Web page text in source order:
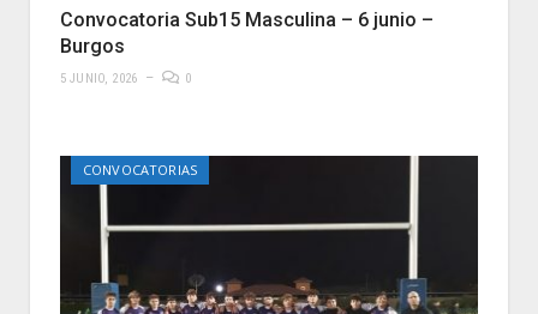
Convocatoria Sub15 Masculina – 6 junio –
Burgos
5 JUNIO, 2026 0
CONVOCATORIAS